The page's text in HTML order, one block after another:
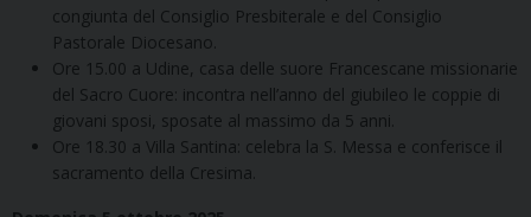
congiunta del Consiglio Presbiterale e del Consiglio
Pastorale Diocesano.
Ore 15.00 a Udine, casa delle suore Francescane missionarie
del Sacro Cuore: incontra nell’anno del giubileo le coppie di
giovani sposi, sposate al massimo da 5 anni.
Ore 18.30 a Villa Santina: celebra la S. Messa e conferisce il
sacramento della Cresima.